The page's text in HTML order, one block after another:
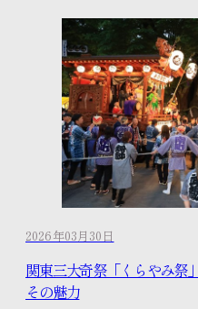
2026年03月30日
関東三大奇祭「くらやみ祭
その魅力